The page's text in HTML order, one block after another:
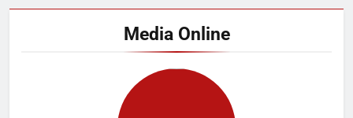
Media Online